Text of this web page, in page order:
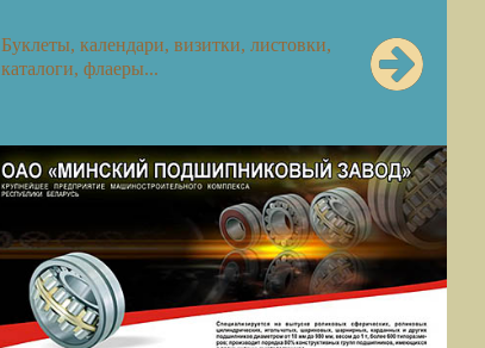
Буклеты, календари, визитки, листовки,
каталоги, флаеры...